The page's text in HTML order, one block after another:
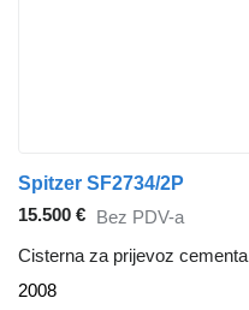
Spitzer SF2734/2P
15.500 € Bez PDV-a
Cisterna za prijevoz cementa
2008